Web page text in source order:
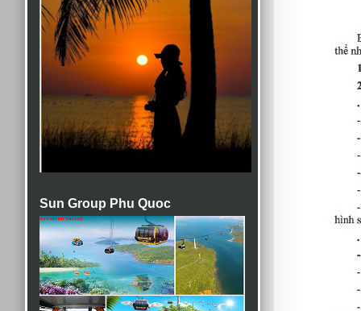
Sun Group Phu Quoc